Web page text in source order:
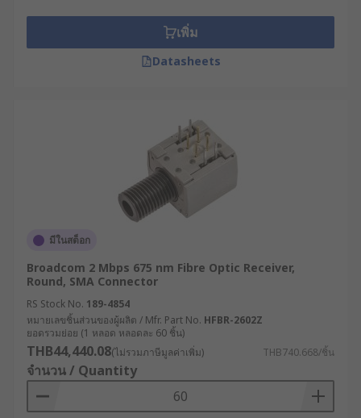
เพิ่ม
Datasheets
มีในสต็อก
Broadcom 2 Mbps 675 nm Fibre Optic Receiver,
Round, SMA Connector
RS Stock No. 189-4854
หมายเลขชิ้นส่วนของผู้ผลิต / Mfr. Part No. HFBR-2602Z
ยอดรวมย่อย (1 หลอด หลอดละ 60 ชิ้น)
THB44,440.08(ไม่รวมภาษีมูลค่าเพิ่ม) THB740.668/ชิ้น
จำนวน / Quantity